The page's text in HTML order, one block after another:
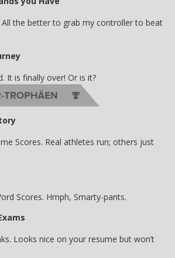
the better to grab my controller to beat
It is finally over! Or is it?
Scores. Real athletes run; others just
Scores. Hmph, Smarty-pants.
Looks nice on your resume but won’t